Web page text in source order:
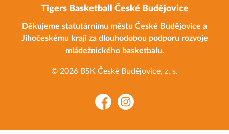
Tigers Basketball České Budějovice
Děkujeme statutárnímu městu České Budějovice a
Jihočeskému kraji za dlouhodobou podporu rozvoje
mládežnického basketbalu.
© 2026 BSK České Budějovice, z. s.
FacebookInstagram